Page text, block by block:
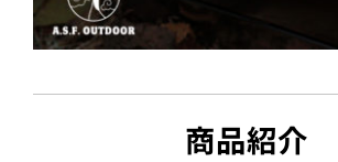
商品紹介